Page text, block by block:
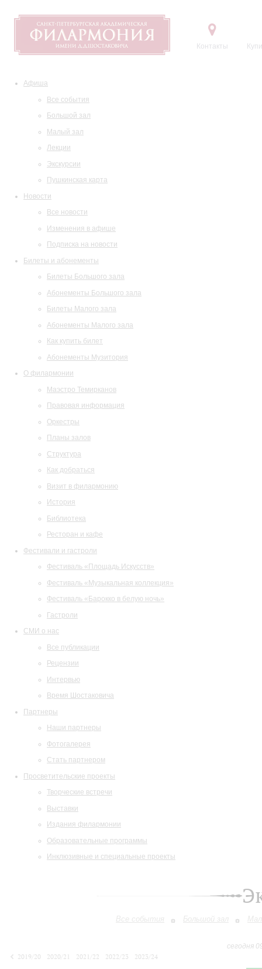
Контакты
Афиша
Все события
Большой зал
Малый зал
Лекции
Экскурсии
Пушкинская карта
Новости
Все новости
Изменения в афише
Подписка на новости
Билеты и абонементы
Билеты Большого зала
Абонементы Большого зала
Билеты Малого зала
Абонементы Малого зала
Как купить билет
Абонементы Музитория
О филармонии
Маэстро Темирканов
Правовая информация
Оркестры
Планы залов
Структура
Как добраться
Визит в филармонию
История
Библиотека
Ресторан и кафе
Фестивали и гастроли
Фестиваль «Площадь Искусств»
Фестиваль «Музыкальная коллекция»
Фестиваль «Барокко в белую ночь»
Гастроли
СМИ о нас
Все публикации
Рецензии
Интервью
Время Шостаковича
Партнеры
Наши партнеры
Фотогалерея
Стать партнером
Просветительские проекты
Творческие встречи
Выставки
Издания филармонии
Образовательные программы
Инклюзивные и специальные проекты
Все события Большой зал
сегодня
2019/20
2020/21 2021/22 2022/23
2023/24